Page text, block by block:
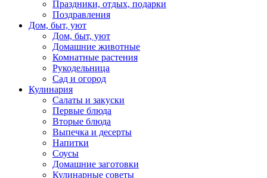
Праздники, отдых, подарки
Поздравления
Дом, быт, уют
Дом, быт, уют
Домашние животные
Комнатные растения
Рукодельница
Сад и огород
Кулинария
Салаты и закуски
Первые блюда
Вторые блюда
Выпечка и десерты
Напитки
Соусы
Домашние заготовки
Кулинарные советы